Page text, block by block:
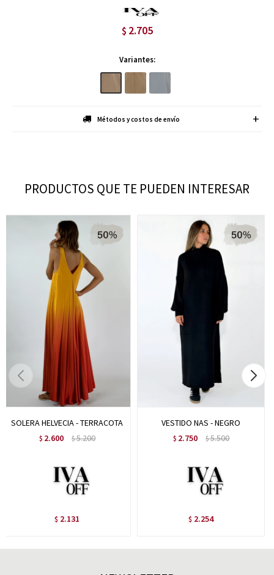
$ 2.705
Variantes:
Métodos y costos de envío
PRODUCTOS QUE TE PUEDEN INTERESAR
SOLERA HELVECIA - TERRACOTA
$ 2.600 $5.200
$ 2.131
VESTIDO NAS - NEGRO
$ 2.750 $5.500
$ 2.254